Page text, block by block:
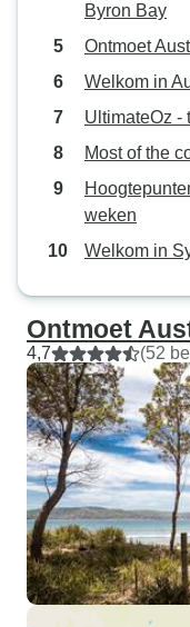
Byron Bay
Ontmoet
Welkom in
UltimateOz -
Most of the
weken
Welkom in
Ontmoet
4,7 (52